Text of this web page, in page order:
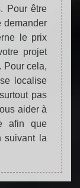
Pour être
demander
le prix
projet
Pour cela,
localise
pas
aider à
afin que
suivant la